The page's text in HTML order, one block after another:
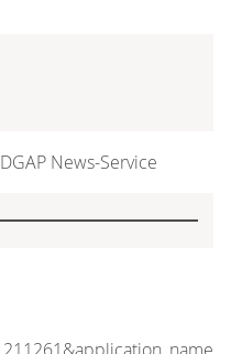
DGAP News-Service